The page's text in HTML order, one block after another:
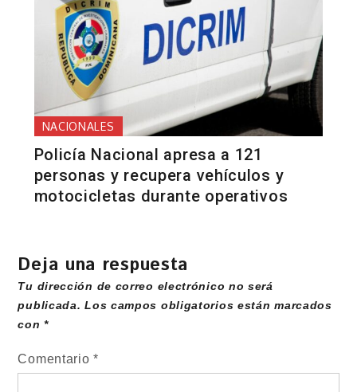
NACIONALES
Policía Nacional apresa a 121
personas y recupera vehículos y
motocicletas durante operativos
Deja una respuesta
Tu dirección de correo electrónico no será
publicada. Los campos obligatorios están marcados
con*
Comentario*